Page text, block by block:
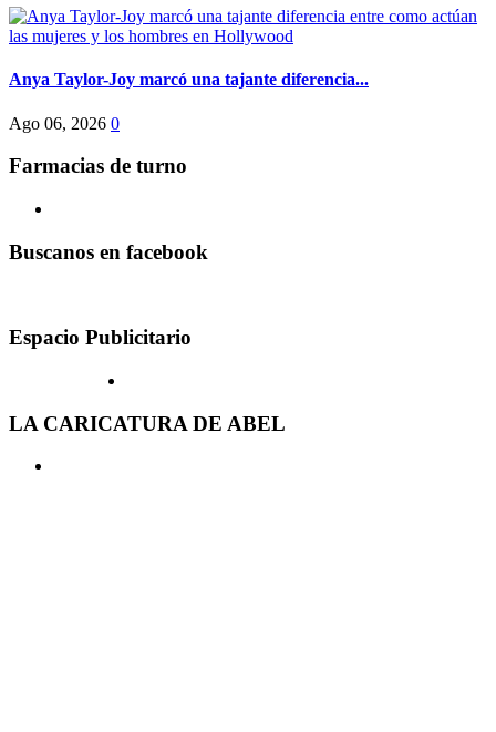
Anya Taylor-Joy marcó una tajante diferencia...
Ago 06, 2026 0
Farmacias de turno
Buscanos en facebook
Espacio Publicitario
LA CARICATURA DE ABEL